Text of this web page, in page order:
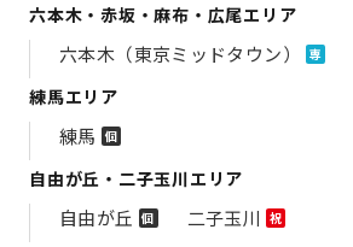
六本木・赤坂・麻布・広尾エリア
六本木（東京ミッドタウン） 専
練馬エリア
練馬 個
自由が丘・二子玉川エリア
自由が丘 個 二子玉川 祝